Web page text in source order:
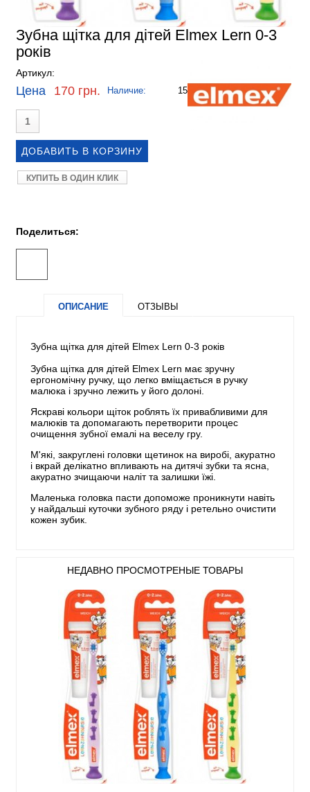
Зубна щітка для дітей Elmex Lern 0-3
років
Артикул:
Цена 170 грн. Наличие: 15
КУПИТЬ В ОДИН КЛИК
Поделиться:
ОПИСАНИЕ ОТЗЫВЫ
Зубна щітка для дітей Elmex Lern 0-3 років
Зубна щітка для дітей Elmex Lern має зручну
ергономічну ручку, що легко вміщається в ручку
малюка і зручно лежить у його долоні.
Яскраві кольори щіток роблять їх привабливими для
малюків та допомагають перетворити процес
очищення зубної емалі на веселу гру.
М'які, закруглені головки щетинок на виробі, акуратно
і вкрай делікатно впливають на дитячі зубки та ясна,
акуратно зчищаючи наліт та залишки їжі.
Маленька головка пасти допоможе проникнути навіть
у найдальші куточки зубного ряду і ретельно очистити
кожен зубик.
НЕДАВНО ПРОСМОТРЕНЫЕ ТОВАРЫ